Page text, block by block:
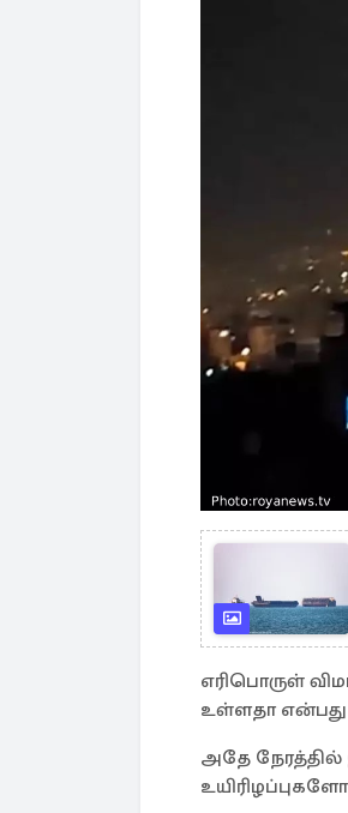
எரிபொருள்
உள்ளதா என்பது
அதே